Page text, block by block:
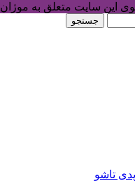
این سایت متعلق به
جستجو
تاشو